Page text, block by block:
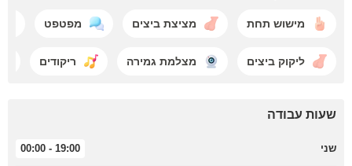
מישוש תחת מציצת ביצים מפטפט
ליקוק ביצים מצלמת גמירה ריקודים
שעות עבודה
שני 19:00 - 00:00